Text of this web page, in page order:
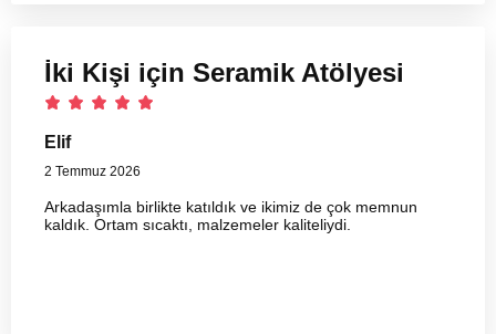
İki Kişi için Seramik Atölyesi
Elif
2 Temmuz 2026
Arkadaşımla birlikte katıldık ve ikimiz de çok memnun
kaldık. Ortam sıcaktı, malzemeler kaliteliydi.